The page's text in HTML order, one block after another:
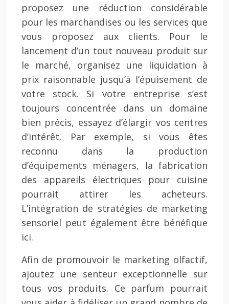
proposez une réduction considérable
pour les marchandises ou les services que
vous proposez aux clients. Pour le
lancement d’un tout nouveau produit sur
le marché, organisez une liquidation à
prix raisonnable jusqu’à l’épuisement de
votre stock. Si votre entreprise s’est
toujours concentrée dans un domaine
bien précis, essayez d’élargir vos centres
d’intérêt. Par exemple, si vous êtes
reconnu dans la production
d’équipements ménagers, la fabrication
des appareils électriques pour cuisine
pourrait attirer les acheteurs.
L’intégration de stratégies de marketing
sensoriel peut également être bénéfique
ici.
Afin de promouvoir le marketing olfactif,
ajoutez une senteur exceptionnelle sur
tous vos produits. Ce parfum pourrait